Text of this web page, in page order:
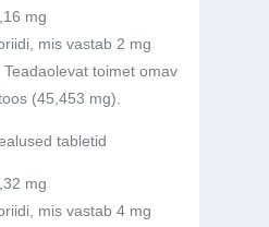
mg
mis vastab 2 mg
Teadaolevat toimet omav
(45,453 mg).
tabletid
mg
mis vastab 4 mg